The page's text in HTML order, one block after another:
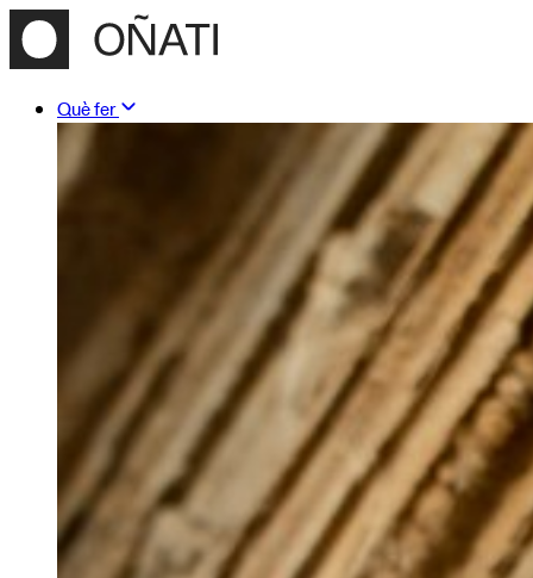
Què fer